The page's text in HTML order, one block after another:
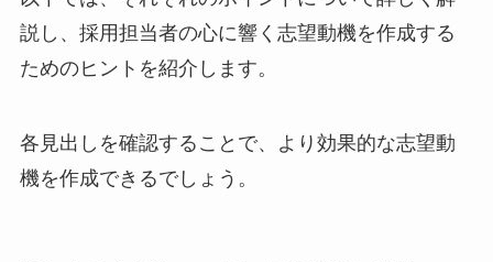
説し、採用担当者の心に響く志望動機を作成する
ためのヒントを紹介します。
各見出しを確認することで、より効果的な志望動
機を作成できるでしょう。